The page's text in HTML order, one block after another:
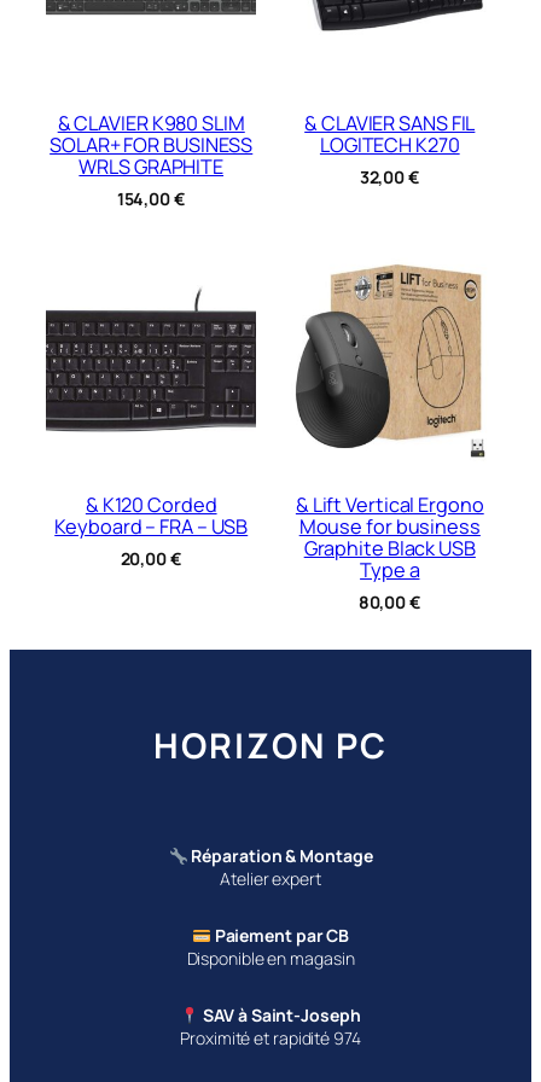
& CLAVIER K980 SLIM
SOLAR+ FOR BUSINESS
WRLS GRAPHITE
154,00€
& CLAVIER SANS FIL
LOGITECH K270
32,00€
& K120 Corded
Keyboard – FRA – USB
20,00€
& Lift Vertical Ergono
Mouse for business
Graphite Black USB
Type a
80,00€
HORIZON PC
Réparation & Montage
Atelier expert
Paiement par CB
Disponible en magasin
SAV à Saint-Joseph
Proximité et rapidité 974